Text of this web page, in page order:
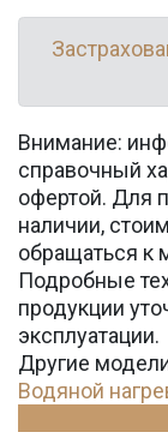
Внимание:
справочный
офертой. Для
наличии,
обращаться к
Подробные
продукции
эксплуатации.
Другие
Водяной